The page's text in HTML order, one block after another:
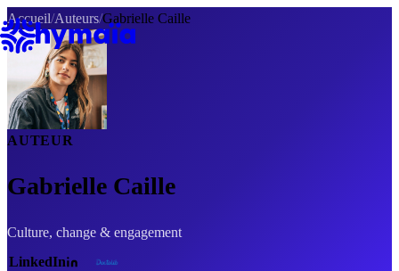
Accueil/Auteurs/Gabrielle Caille
AUTEUR
Gabrielle Caille
Culture, change & engagement
LinkedIn
Panneau de gestion des cookies